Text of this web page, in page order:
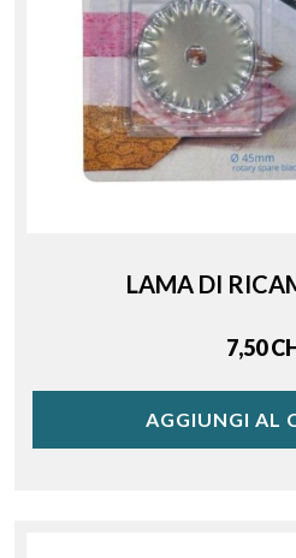
LAMA DI
Price
7,50
AGGIUNGI AL